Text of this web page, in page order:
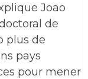
Joao
de
plus de
pays
pour mener